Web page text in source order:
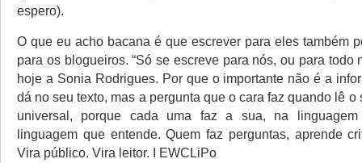
espero).
O que eu acho bacana é que escrever para eles também
para os blogueiros. “Só se escreve para nós, ou para todo
hoje a Sonia Rodrigues. Por que o importante não é a
dá no seu texto, mas a pergunta que o cara faz quando lê o
universal, porque cada uma faz a sua, na
linguagem que entende. Quem faz perguntas, aprende
Vira público. Vira leitor. I EWCLiPo